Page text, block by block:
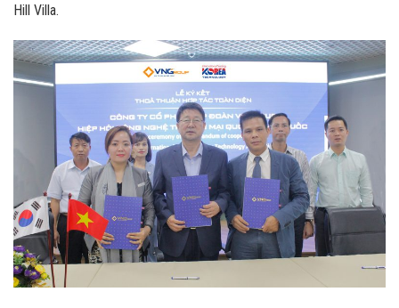
Hill Villa.